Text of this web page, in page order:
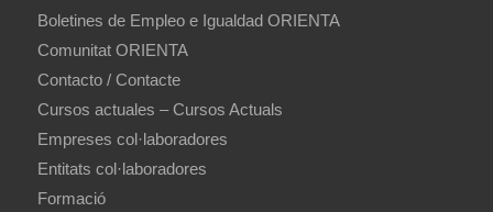
Boletines de Empleo e Igualdad ORIENTA
Comunitat ORIENTA
Contacto / Contacte
Cursos actuales – Cursos Actuals
Empreses col·laboradores
Entitats col·laboradores
Formació